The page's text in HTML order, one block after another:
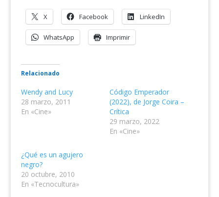
X Facebook LinkedIn
WhatsApp Imprimir
Relacionado
Wendy and Lucy
28 marzo, 2011
En «Cine»
Código Emperador
(2022), de Jorge Coira –
Crítica
29 marzo, 2022
En «Cine»
¿Qué es un agujero
negro?
20 octubre, 2010
En «Tecnocultura»